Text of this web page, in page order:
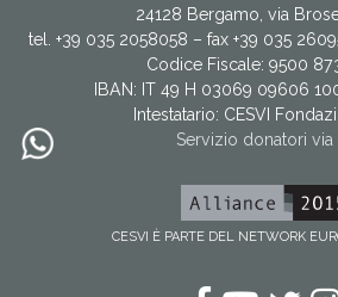
24128 Bergamo, via
tel. +39 035 2058058 – fax +39 035
Codice Fiscale: 9500
IBAN: IT 49 H 03069 09606
Intestatario: CESVI
Servizio donatori
CESVI È PARTE DEL NETWORK